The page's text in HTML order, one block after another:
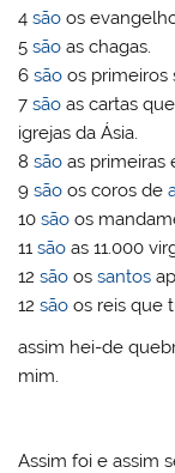
4são os
5são as chagas.
6são os primeiros
7são as cartas
igrejas da Ásia.
8são as
9são os coros de
10são os
11são as 11.000
12são ossantos
12são os reis que
assim hei-de
mim.
Assim foi e assim